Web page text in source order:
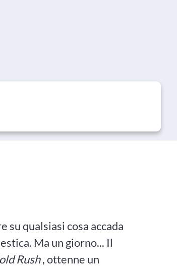
qualsiasi cosa accada
Ma un giorno... Il
Rush, ottenne un